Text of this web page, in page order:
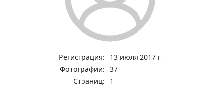
Регистрация:
13 июля 2017 г
Фотографий:
37
Страниц:
1